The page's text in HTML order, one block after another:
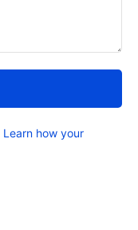
Learn how your